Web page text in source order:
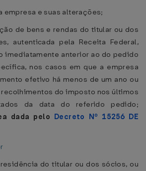
empresa e suas alterações;
de bens e rendas do titular ou dos
autenticada pela Receita Federal,
imediatamente anterior ao do pedido
nos casos em que a empresa
efetivo há menos de um ano ou
do imposto nos últimos
da data do referido pedido;
dada pelo Decreto Nº 15256 DE
do titular ou dos sócios, ou